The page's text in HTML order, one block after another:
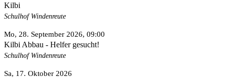
Kilbi
Schulhof Windenreute
Mo, 28. September 2026, 09:00
Kilbi Abbau - Helfer gesucht!
Schulhof Windenreute
Sa, 17. Oktober 2026